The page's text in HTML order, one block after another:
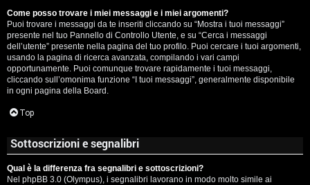
Come posso trovare i miei messaggi e i miei argomenti?
Puoi trovare i messaggi da te inseriti cliccando su “Mostra i tuoi messaggi”
presente nel tuo Pannello di Controllo Utente, e su “Cerca i messaggi
dell’utente” presente nella pagina del tuo profilo. Puoi cercare i tuoi argomenti,
usando la pagina di ricerca avanzata, compilando i vari campi
opportunamente. Puoi comunque trovare rapidamente i tuoi messaggi,
cliccando sull’omonima funzione “I tuoi messaggi”, generalmente disponibile
in ogni pagina della Board.
Top
Sottoscrizioni e segnalibri
Qual è la differenza fra segnalibri e sottoscrizioni?
Nel phpBB 3.0 (Olympus), i segnalibri lavorano in modo molto simile ai